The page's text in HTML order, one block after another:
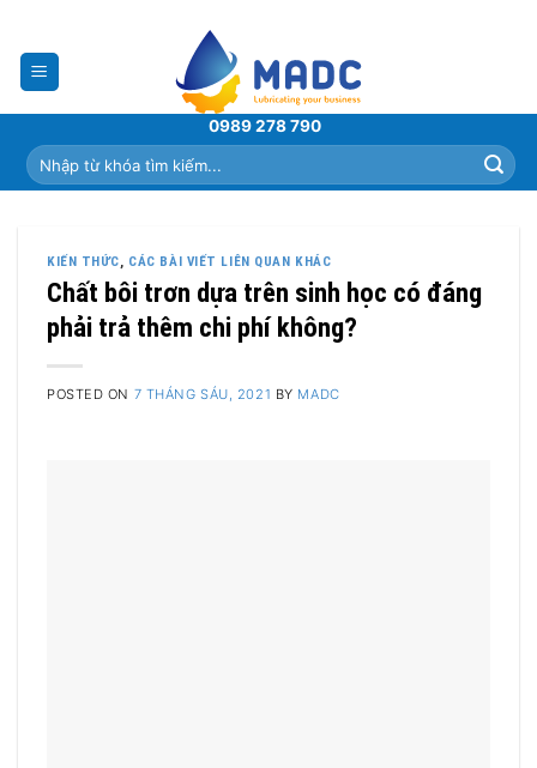
content
0989 278 790
Tìm
kiếm:
KIẾN THỨC, CÁC BÀI VIẾT LIÊN QUAN KHÁC
Chất bôi trơn dựa trên sinh học có đáng
phải trả thêm chi phí không?
POSTED ON 7 THÁNG SÁU, 2021 BY MADC